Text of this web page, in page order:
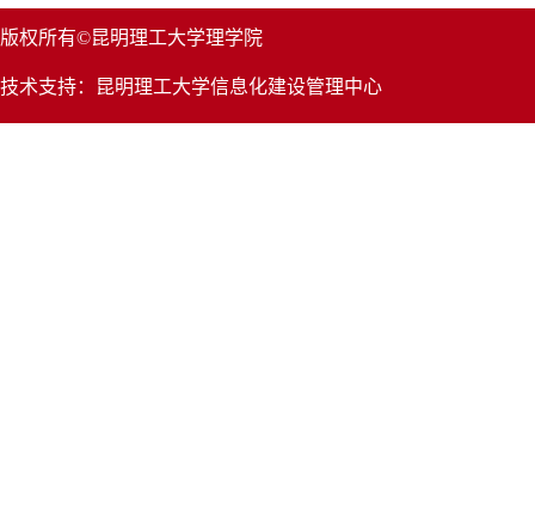
版权所有©昆明理工大学理学院
技术支持：昆明理工大学信息化建设管理中心